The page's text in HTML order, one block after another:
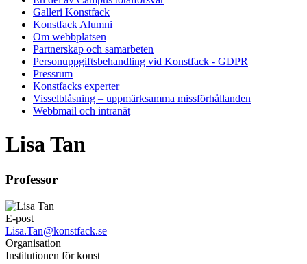
Galleri Konstfack
Konstfack Alumni
Om webbplatsen
Partnerskap och samarbeten
Personuppgiftsbehandling vid Konstfack - GDPR
Pressrum
Konstfacks experter
Visselblåsning – uppmärksamma missförhållanden
Webbmail och intranät
Lisa Tan
Professor
E-post
Lisa.Tan@konstfack.se
Organisation
Institutionen för konst